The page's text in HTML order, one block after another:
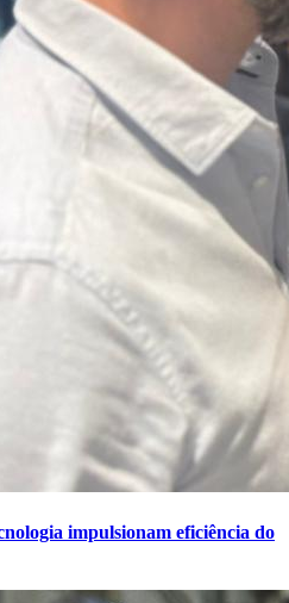
impulsionam eficiência do